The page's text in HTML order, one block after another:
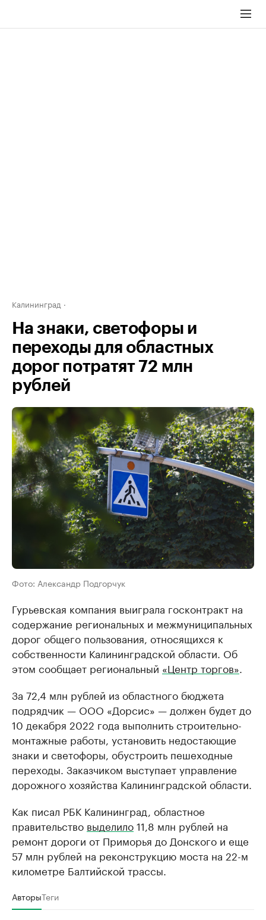
Калининград
На знаки, светофоры и
переходы для областных
дорог потратят 72 млн
рублей
Фото: Александр Подгорчук
Гурьевская компания выиграла госконтракт на
содержание региональных и межмуниципальных
дорог общего пользования, относящихся к
собственности Калининградской области. Об
этом сообщает региональный «Центр торгов»
За 72,4 млн рублей из областного бюджета
подрядчик — ООО «Дорсис» — должен будет до
10 декабря 2022 года выполнить строительно-
монтажные работы, установить недостающие
знаки и светофоры, обустроить пешеходные
переходы. Заказчиком выступает управление
дорожного хозяйства Калининградской области.
Как писал РБК Калининград, областное
правительство выделило11,8 млн рублей на
ремонт дороги от Приморья до Донского и еще
57 млн рублей на реконструкцию моста на 22-м
километре Балтийской трассы.
АвторыТеги